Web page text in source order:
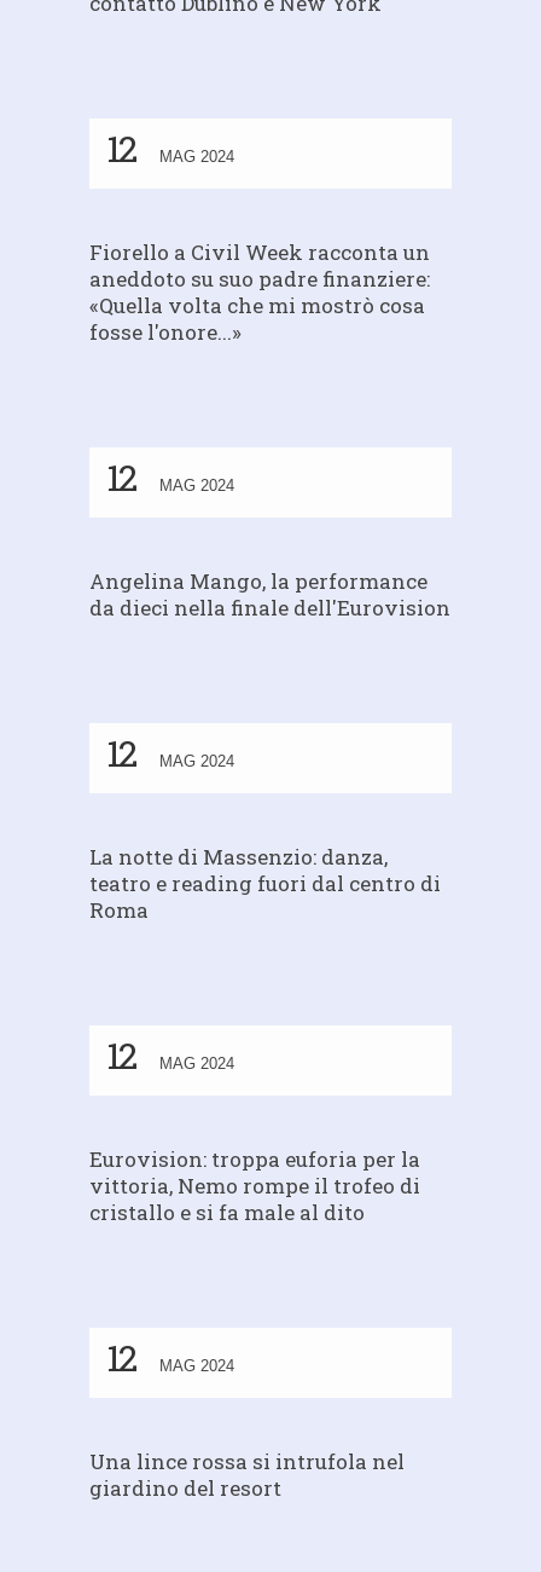
12 MAG 2024
Fiorello a Civil Week racconta un
aneddoto su suo padre finanziere:
«Quella volta che mi mostrò cosa
fosse l'onore...»
12 MAG 2024
Angelina Mango, la performance
da dieci nella finale dell'Eurovision
12 MAG 2024
La notte di Massenzio: danza,
teatro e reading fuori dal centro di
Roma
12 MAG 2024
Eurovision: troppa euforia per la
vittoria, Nemo rompe il trofeo di
cristallo e si fa male al dito
12 MAG 2024
Una lince rossa si intrufola nel
giardino del resort